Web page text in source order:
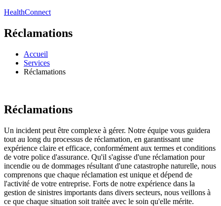
HealthConnect
Réclamations
Accueil
Services
Réclamations
Réclamations
Un incident peut être complexe à gérer. Notre équipe vous guidera
tout au long du processus de réclamation, en garantissant une
expérience claire et efficace, conformément aux termes et conditions
de votre police d'assurance. Qu'il s'agisse d'une réclamation pour
incendie ou de dommages résultant d'une catastrophe naturelle, nous
comprenons que chaque réclamation est unique et dépend de
l'activité de votre entreprise. Forts de notre expérience dans la
gestion de sinistres importants dans divers secteurs, nous veillons à
ce que chaque situation soit traitée avec le soin qu'elle mérite.